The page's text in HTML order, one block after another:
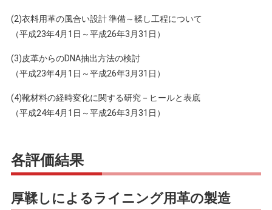
(2)衣料用革の風合い設計 準備～鞣し工程について
（平成23年4月1日～平成26年3月31日）
(3)皮革からのDNA抽出方法の検討
（平成23年4月1日～平成26年3月31日）
(4)靴材料の経時変化に関する研究－ヒールと表底
（平成24年4月1日～平成26年3月31日）
各評価結果
厚鞣しによるライニング用革の製造